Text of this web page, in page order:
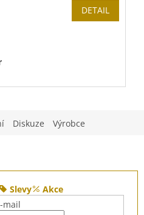
DETAIL
Diskuze Výrobce
Slevy
Akce
mail